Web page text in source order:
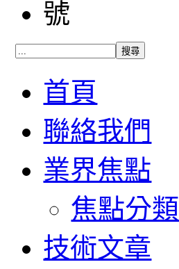
首頁
聯絡我們
業界焦點
焦點分類
技術文章